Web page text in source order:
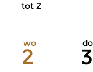
tot Z
wo
2
do
3